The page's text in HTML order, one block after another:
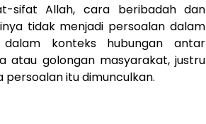
sifat Allah, cara beribadah dan
tidak menjadi persoalan dalam
dalam konteks hubungan antar
atau golongan masyarakat, justru
itu dimunculkan.